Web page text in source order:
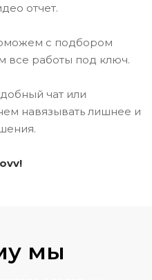
отчет.
с подбором
все работы под ключ.
чат или
навязывать лишнее и
мы